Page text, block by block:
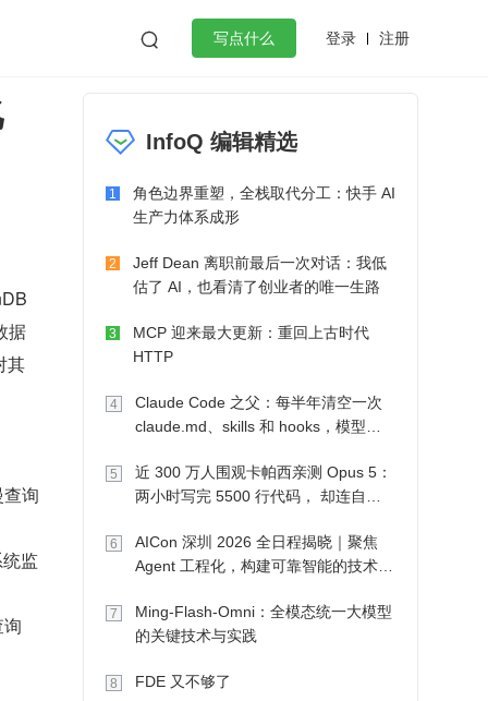
 写点什么 登录 注册
作
微服务架构 flutter
据
其
询
监
InfoQ 编辑精选
1
角色边界重塑，全栈取代分工：快手 AI
生产力体系成形
2
Jeff Dean 离职前最后一次对话：我低
估了 AI，也看清了创业者的唯一生路
3
MCP 迎来最大更新：重回上古时代
HTTP
4
Claude Code 之父：每半年清空一次
claude.md、skills 和 hooks，模型自
5
近 300 万人围观卡帕西亲测 Opus 5：
两小时写完 5500 行代码， 却连自己
6
AICon 深圳 2026 全日程揭晓｜聚焦
Agent 工程化，构建可靠智能的技术路
7
Ming-Flash-Omni：全模态统一大模型
的关键技术与实践
8 FDE 又不够了